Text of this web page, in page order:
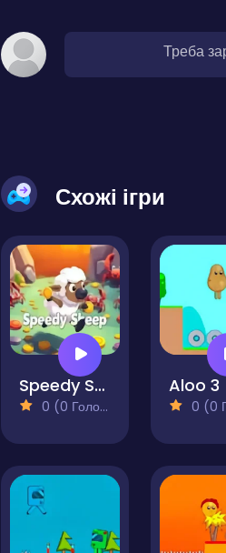
Треба
Схожі ігри
Speedy Sheep
0 (0 Голосів)
Aloo 3
0 (0